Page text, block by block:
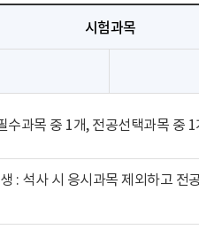
시험과목
과목 중 1개, 전공선택과목 중 1
: 석사 시 응시과목 제외하고 전